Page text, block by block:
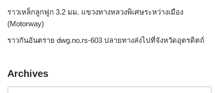
ราวเหล็กลูกฟูก 3.2 มม. แขวงทางหลวงพิเศษระหว่างเมือง
(Motorway)
ราวกันอันตราย dwg.no.rs-603 ปลายทางส่งไปที่จังหวัดอุตรดิตถ์
Archives